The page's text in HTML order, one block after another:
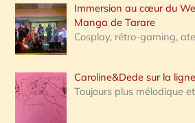
:
Immersion au cœur du
Manga de Tarare
Cosplay, rétro-gaming,
Caroline&Dede sur la
Toujours plus mélodique